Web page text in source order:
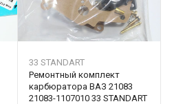
33 STANDART
Ремонтный комплект
карбюратора ВАЗ 21083
21083-1107010 33 STANDART